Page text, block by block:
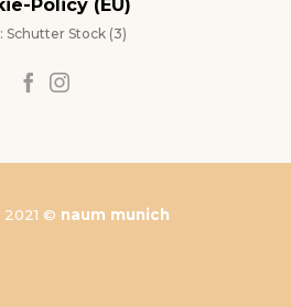
Policy (EU)
Schutter Stock (3)
2021 © naum munich